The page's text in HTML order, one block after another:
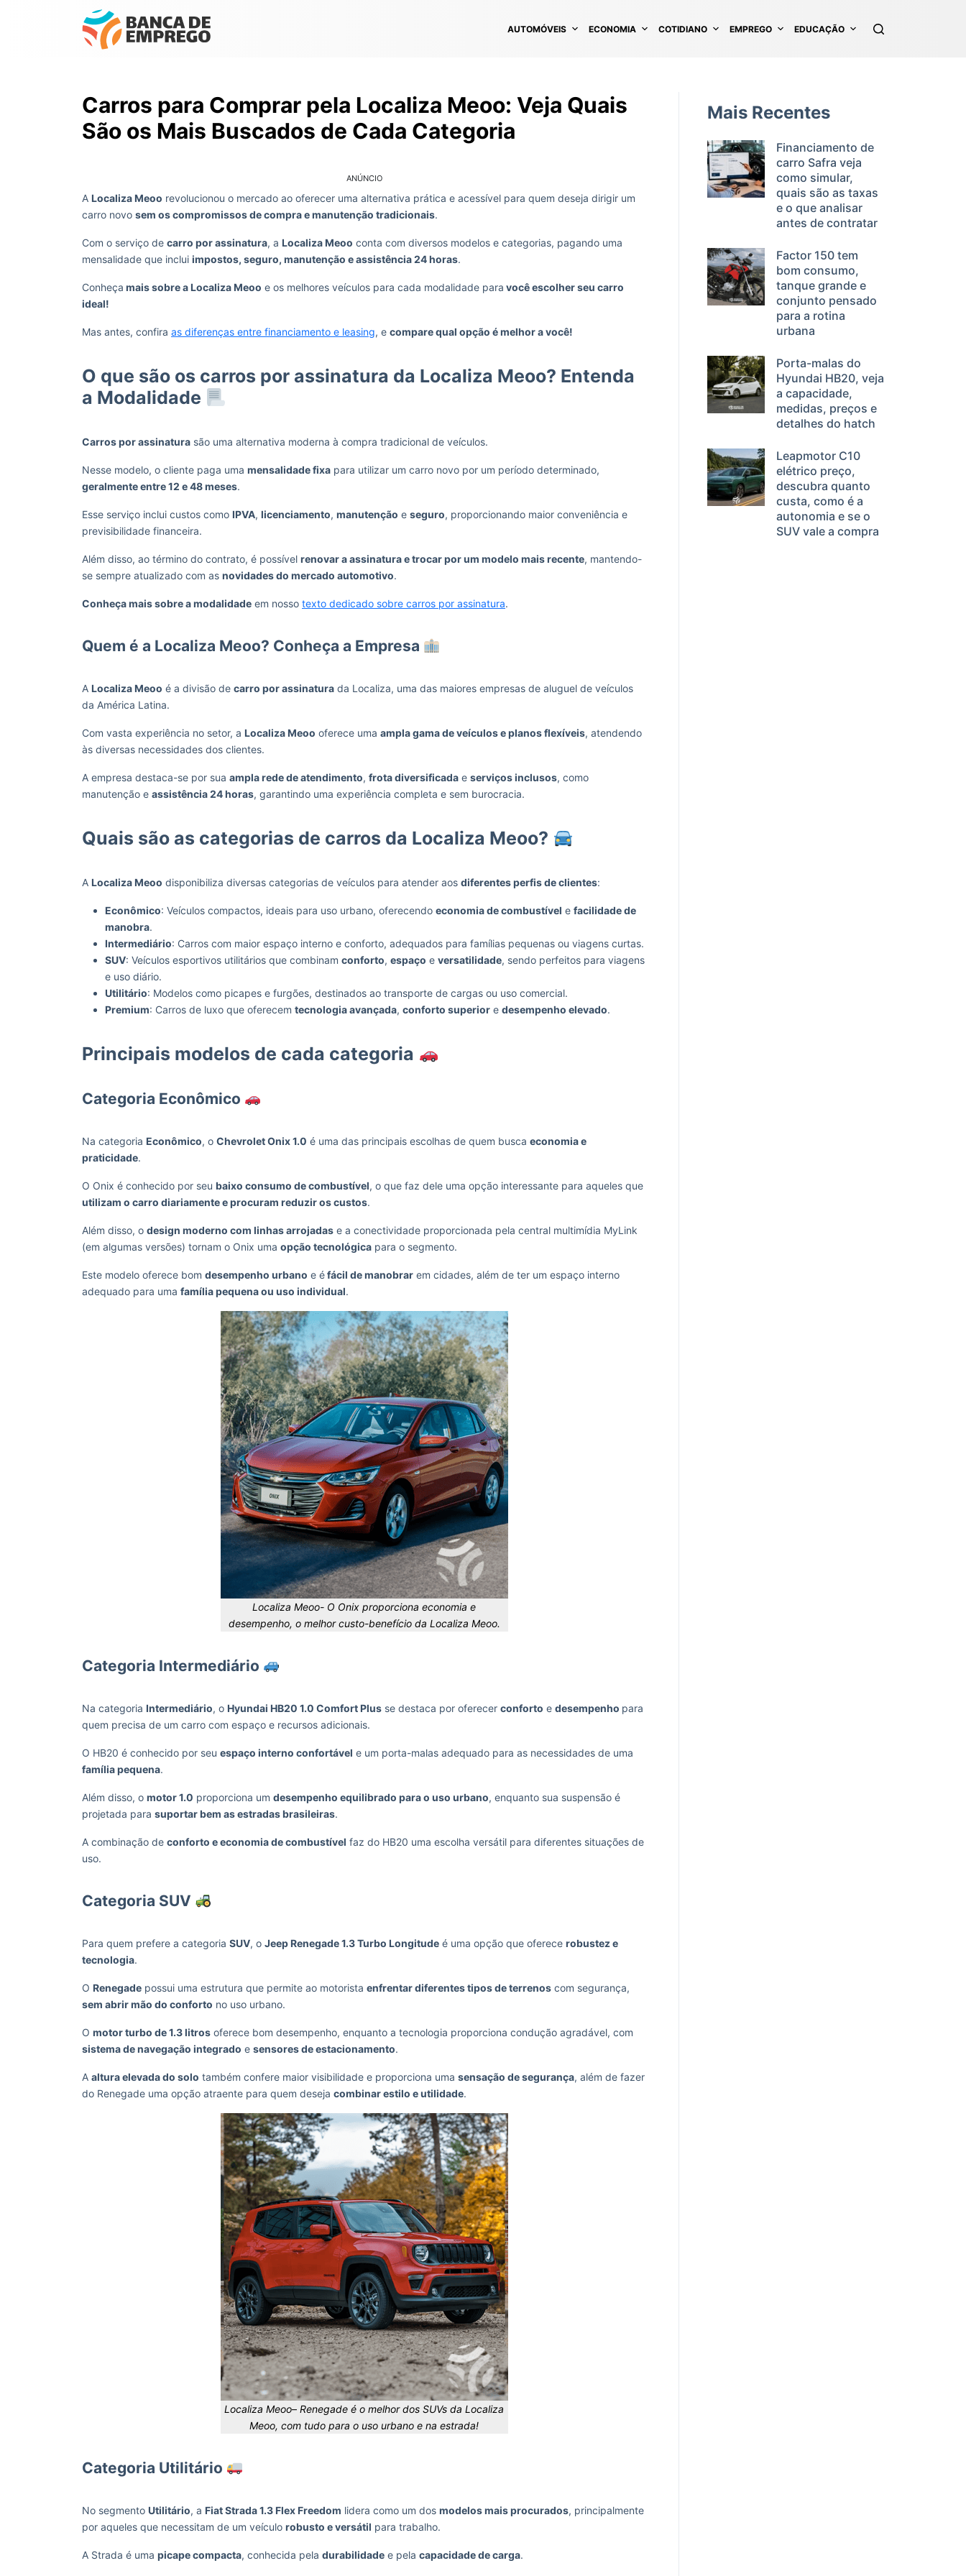
AUTOMÓVEIS ECONOMIA COTIDIANO EMPREGO EDUCAÇÃO
Carros para Comprar pela Localiza Meoo: Veja Quais
São os Mais Buscados de Cada Categoria
ANÚNCIO
A Localiza Meoo revolucionou o mercado ao oferecer uma alternativa prática e acessível para quem deseja dirigir um
carro novo sem os compromissos de compra e manutenção tradicionais.
Com o serviço de carro por assinatura, a Localiza Meoo conta com diversos modelos e categorias, pagando uma
mensalidade que inclui impostos, seguro, manutenção e assistência 24 horas.
Conheça mais sobre a Localiza Meoo e os melhores veículos para cada modalidade para você escolher seu carro
ideal!
Mas antes, confira as diferenças entre financiamento e leasing, e compare qual opção é melhor a você!
O que são os carros por assinatura da Localiza Meoo? Entenda
a Modalidade
Carros por assinatura são uma alternativa moderna à compra tradicional de veículos.
Nesse modelo, o cliente paga uma mensalidade fixa para utilizar um carro novo por um período determinado,
geralmente entre 12 e 48 meses.
Esse serviço inclui custos como IPVA, licenciamento, manutenção e seguro, proporcionando maior conveniência e
previsibilidade financeira.
Além disso, ao término do contrato, é possível renovar a assinatura e trocar por um modelo mais recente, mantendo-
se sempre atualizado com as novidades do mercado automotivo.
Conheça mais sobre a modalidade em nosso texto dedicado sobre carros por assinatura.
Quem é a Localiza Meoo? Conheça a Empresa
A Localiza Meoo é a divisão de carro por assinatura da Localiza, uma das maiores empresas de aluguel de veículos
da América Latina.
Com vasta experiência no setor, a Localiza Meoo oferece uma ampla gama de veículos e planos flexíveis, atendendo
às diversas necessidades dos clientes.
A empresa destaca-se por sua ampla rede de atendimento, frota diversificada e serviços inclusos, como
manutenção e assistência 24 horas, garantindo uma experiência completa e sem burocracia.
Quais são as categorias de carros da Localiza Meoo?
A Localiza Meoo disponibiliza diversas categorias de veículos para atender aos diferentes perfis de clientes:
Econômico: Veículos compactos, ideais para uso urbano, oferecendo economia de combustível e facilidade de
manobra.
Intermediário: Carros com maior espaço interno e conforto, adequados para famílias pequenas ou viagens curtas.
SUV: Veículos esportivos utilitários que combinam conforto, espaço e versatilidade, sendo perfeitos para viagens
e uso diário.
Utilitário: Modelos como picapes e furgões, destinados ao transporte de cargas ou uso comercial.
Premium: Carros de luxo que oferecem tecnologia avançada, conforto superior e desempenho elevado.
Principais modelos de cada categoria
Categoria Econômico
Na categoria Econômico, o Chevrolet Onix 1.0 é uma das principais escolhas de quem busca economia e
praticidade.
O Onix é conhecido por seu baixo consumo de combustível, o que faz dele uma opção interessante para aqueles que
utilizam o carro diariamente e procuram reduzir os custos.
Além disso, o design moderno com linhas arrojadas e a conectividade proporcionada pela central multimídia MyLink
(em algumas versões) tornam o Onix uma opção tecnológica para o segmento.
Este modelo oferece bom desempenho urbano e éfácil de manobrar em cidades, além de ter um espaço interno
adequado para uma família pequena ou uso individual.
Localiza Meoo- O Onix proporciona economia e
desempenho, o melhor custo-benefício da Localiza Meoo.
Categoria Intermediário
Na categoria Intermediário, o Hyundai HB20 1.0 Comfort Plus se destaca por oferecer conforto e desempenho para
quem precisa de um carro com espaço e recursos adicionais.
O HB20 é conhecido por seu espaço interno confortável e um porta-malas adequado para as necessidades de uma
família pequena.
Além disso, o motor 1.0 proporciona um desempenho equilibrado para o uso urbano, enquanto sua suspensão é
projetada para suportar bem as estradas brasileiras.
A combinação de conforto e economia de combustível faz do HB20 uma escolha versátil para diferentes situações de
uso.
Categoria SUV
Para quem prefere a categoria SUV, o Jeep Renegade 1.3 Turbo Longitude é uma opção que oferece robustez e
tecnologia.
O Renegade possui uma estrutura que permite ao motorista enfrentar diferentes tipos de terrenos com segurança,
sem abrir mão do conforto no uso urbano.
O motor turbo de 1.3 litros oferece bom desempenho, enquanto a tecnologia proporciona condução agradável, com
sistema de navegação integrado e sensores de estacionamento.
A altura elevada do solo também confere maior visibilidade e proporciona uma sensação de segurança, além de fazer
do Renegade uma opção atraente para quem deseja combinar estilo e utilidade.
Localiza Meoo– Renegade é o melhor dos SUVs da Localiza
Meoo, com tudo para o uso urbano e na estrada!
Categoria Utilitário
No segmento Utilitário, a Fiat Strada 1.3 Flex Freedom lidera como um dos modelos mais procurados, principalmente
por aqueles que necessitam de um veículo robusto e versátil para trabalho.
A Strada é uma picape compacta, conhecida pela durabilidade e pela capacidade de carga.
Mais Recentes
Financiamento de
carro Safra veja
como simular,
quais são as taxas
e o que analisar
antes de contratar
Factor 150 tem
bom consumo,
tanque grande e
conjunto pensado
para a rotina
urbana
Porta-malas do
Hyundai HB20, veja
a capacidade,
medidas, preços e
detalhes do hatch
Leapmotor C10
elétrico preço,
descubra quanto
custa, como é a
autonomia e se o
SUV vale a compra